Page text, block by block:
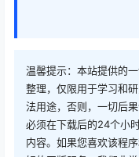
温馨提示：本站提供的
整理，仅限用于学习和
法用途，否则，一切后
必须在下载后的24个小
内容。如果您喜欢该程